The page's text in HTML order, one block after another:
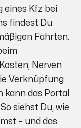
eines Kfz bei
findest Du
Fahrten.
Nerven
Verknüpfung
das Portal
siehst Du, wie
– und das